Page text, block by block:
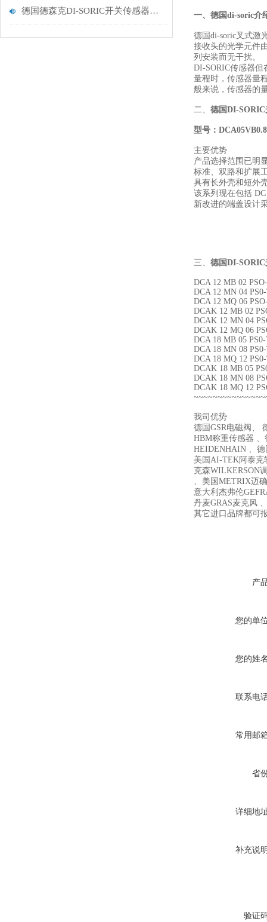
德国德森克DI-SORIC开关传感器大量型号供应 一、德国di-soric介
德国di-soric叉式激
接收头的光学元件
列安装而无干扰。
DI-SORIC传感器
量程时，传感器量
般来说，传感器的
二、 德国DI-
型号：
主要优势
产品选择范围已明
标准、双路和扩展
具有长外壳和短外
该系列现在包括
新改进的端盖设计
三、德国DI-
DCA 12 MB 02
DCA 12 MN 04
DCA 12 MQ 06
DCAK 12 MB 02
DCAK 12 MN 04
DCAK 12 MQ 06
DCA 18 MB 05
DCA 18 MN 08
DCA 18 MQ 12
DCAK 18 MB 05
DCAK 18 MN 08
DCAK 18 MQ 12
我司优势
德国GSR电磁阀、
HBM称重传感器
HEIDENHAIN 、德
美国AI-TEK阿泰克
克森WILKERSON
、美国METRIX迈确
意大利杰弗伦
丹麦GRAS麦克风
其它进口品牌都可
产
您的单
您的姓
联系电
常用邮
省
详细地
补充说
验证